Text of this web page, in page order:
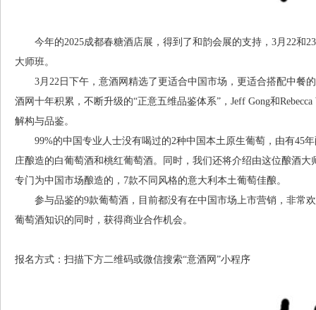
今年的2025成都春糖酒店展，得到了和韵会展的支持，3月22和
大师班。
3月22日下午，意酒网精选了更适合中国市场，更适合搭配中餐
酒网十年积累，不断升级的“正意五维品鉴体系”，Jeff Gong和
解构与品鉴。
99%的中国专业人士没有喝过的2种中国本土原生葡萄，由有45
庄酿造的白葡萄酒和桃红葡萄酒。同时，我们还将介绍由这位酿酒
专门为中国市场酿造的，7款不同风格的意大利本土葡萄佳酿。
参与品鉴的9款葡萄酒，目前都没有在中国市场上市营销，非常
葡萄酒知识的同时，获得商业合作机会。
报名方式：扫描下方二维码或微信搜索“意酒网”小程序